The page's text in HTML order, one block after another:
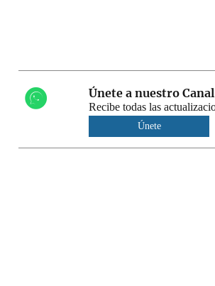
Únete a nuestro
Recibe todas las
Únete